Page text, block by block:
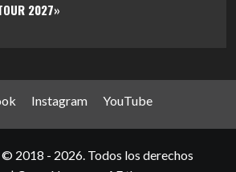
2027»
Instagram YouTube
2018 - 2026. Todos los derechos